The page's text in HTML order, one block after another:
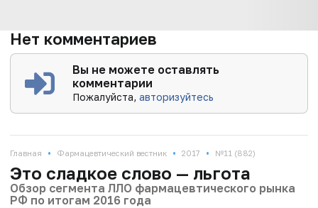
Нет комментариев
Вы не можете оставлять
комментарии
Пожалуйста,авторизуйтесь
Главная • Фармацевтический вестник • 2017 • №11 (882)
Это сладкое слово — льгота
Обзор сегмента ЛЛО фармацевтического рынка
РФ по итогам 2016 года